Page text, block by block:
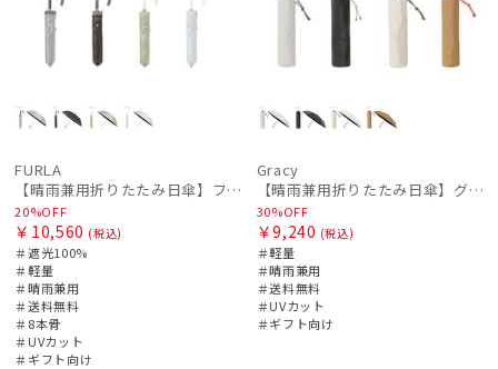
FURLA
【晴雨兼用折りたたみ日傘】フルラ (FURLA) チェーン刺繍 遮光100 UV100 簡単開閉 ジャンプ
20%OFF
￥10,560 (税込)
＃遮光100%
＃軽量
＃晴雨兼用
＃送料無料
＃8本骨
＃UVカット
＃ギフト向け
Gracy
【晴雨兼用折りたたみ日傘】グレイシー (Gracy) Active 一級遮光99.99% 遮熱 UV99％ 軽量 簡単開閉
30%OFF
￥9,240 (税込)
＃軽量
＃晴雨兼用
＃送料無料
＃UVカット
＃ギフト向け